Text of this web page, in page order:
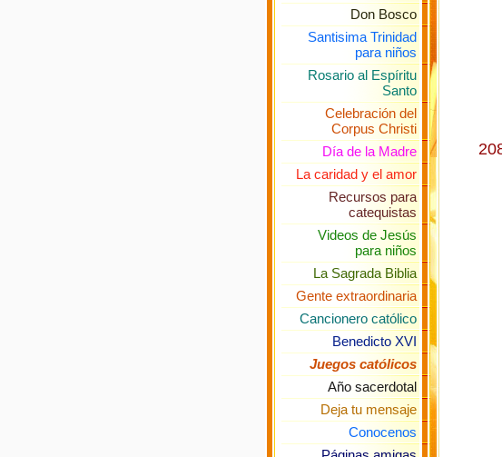
Don Bosco
Santisima Trinidad
para niños
Rosario al Espíritu
Santo
Celebración del
Corpus Christi
Día de la Madre
La caridad y el amor
Recursos para
catequistas
Videos de Jesús
para niños
La Sagrada Biblia
Gente extraordinaria
Cancionero católico
Benedicto XVI
Juegos católicos
Año sacerdotal
Deja tu mensaje
Conocenos